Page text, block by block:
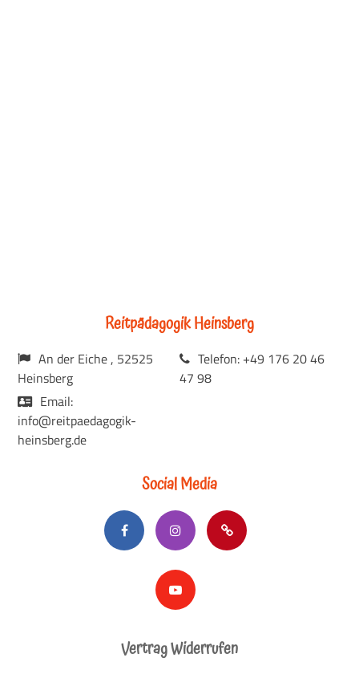
Reitpädagogik Heinsberg
An der Eiche , 52525
Heinsberg
Telefon: +49 176 20 46
47 98
Email:
info@reitpaedagogik-
heinsberg.de
Social Media
Vertrag Widerrufen